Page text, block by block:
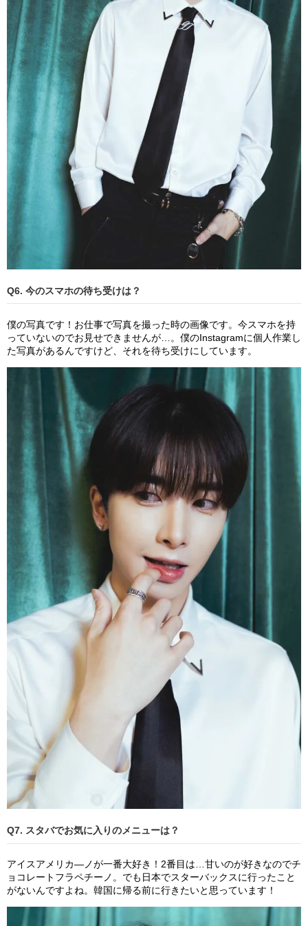
Q6. 今のスマホの待ち受けは？
僕の写真です！お仕事で写真を撮った時の画像です。今スマホを持
っていないのでお見せできませんが…。僕のInstagramに個人作業し
た写真があるんですけど、それを待ち受けにしています。
Q7. スタバでお気に入りのメニューは？
アイスアメリカ―ノが一番大好き！2番目は…甘いのが好きなのでチ
ョコレートフラペチーノ。でも日本でスターバックスに行ったこと
がないんですよね。韓国に帰る前に行きたいと思っています！